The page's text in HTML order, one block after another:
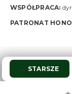
WSPÓŁPRACA:
PATRONAT
wpisu
← STARSZE